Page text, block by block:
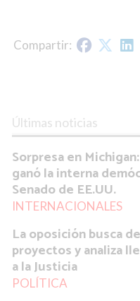
Últimas noticias
Sorpresa en
ganó la interna
Senado de EE.UU.
INTERNACIONALES
La oposición busca
proyectos y analiza
a la Justicia
POLÍTICA